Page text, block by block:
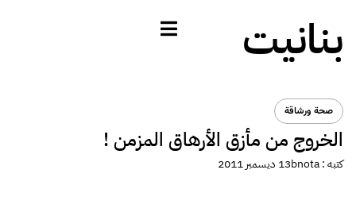
بنانيت
صحة ورشاقة
الخروج من مأزق الأرهاق المزمن !
كتبه :bnota13 ديسمبر 2011